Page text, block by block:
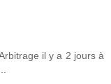
il y a 2 jours à